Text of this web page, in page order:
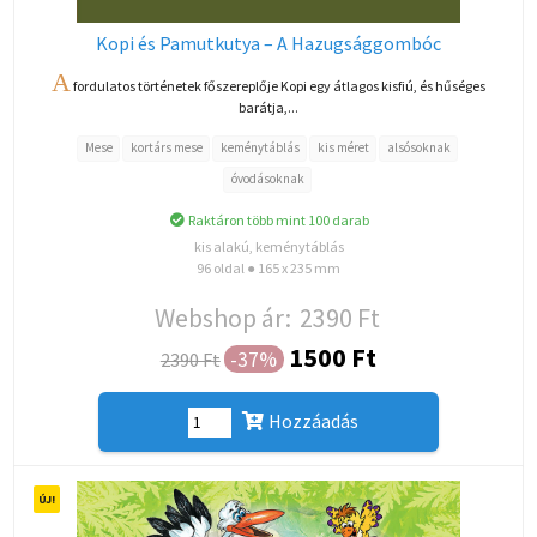
Kopi és Pamutkutya – A Hazugsággombóc
Afordulatos történetek főszereplője Kopi egy átlagos kisfiú, és hűséges
barátja,...
Mese kortárs mese keménytáblás kis méret
alsósoknak
óvodásoknak
Raktáron több mint 100 darab
kis alakú, keménytáblás
96 oldal ● 165 x 235 mm
Webshop ár: 2390 Ft
2390 Ft -37% 1500 Ft
Hozzáadás